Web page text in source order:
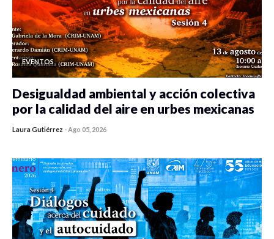
EVENTOS
Desigualdad ambiental y acción colectiva
por la calidad del aire en urbes mexicanas
Laura Gutiérrez -Ago 05, 2026